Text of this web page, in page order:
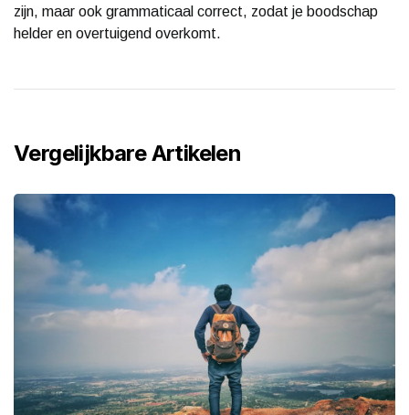
zijn, maar ook grammaticaal correct, zodat je boodschap
helder en overtuigend overkomt.
Vergelijkbare Artikelen